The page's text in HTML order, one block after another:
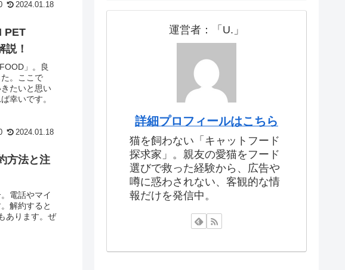
2024.01.18
PET
！
」。良
。ここで
たいと思い
幸いです。
2024.01.18
方法と注
電話やマイ
解約すると
あります。ぜ
運営者：「U.」
詳細プロフィールはこちら
猫を飼わない「キャットフード
探求家」。親友の愛猫をフード
選びで救った経験から、広告や
噂に惑わされない、客観的な情
報だけを発信中。